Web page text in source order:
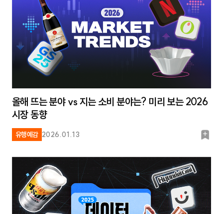
올해 뜨는 분야 vs 지는 소비 분야는? 미리 보는 2026
시장 동향
유행예감 2026.01.13
북